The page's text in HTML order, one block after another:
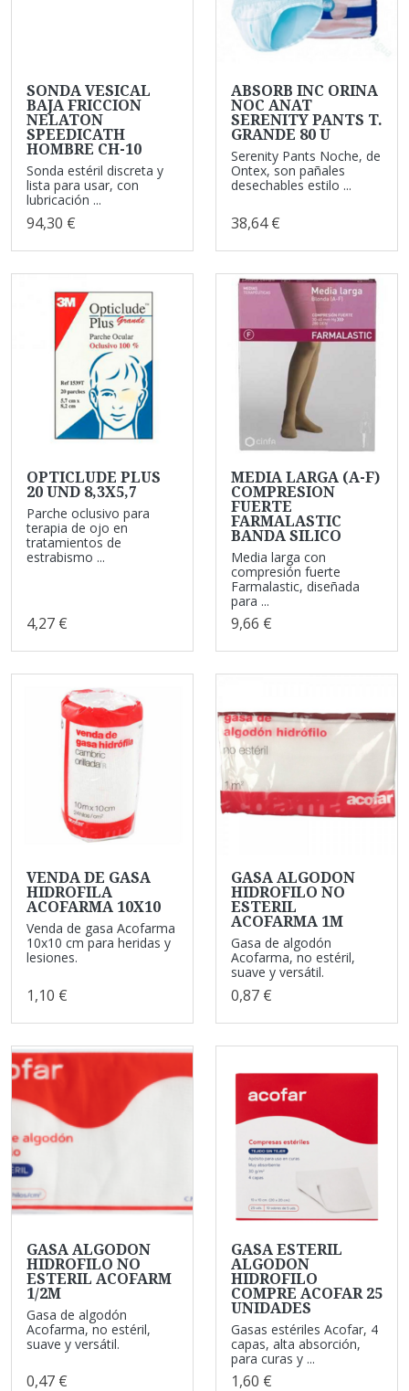
SONDA VESICAL
BAJA FRICCION
NELATON
SPEEDICATH
HOMBRE CH-10
Sonda estéril discreta y
lista para usar, con
lubricación ...
94,30 €
ABSORB INC ORINA
NOC ANAT
SERENITY PANTS T.
GRANDE 80 U
Serenity Pants Noche, de
Ontex, son pañales
desechables estilo ...
38,64 €
OPTICLUDE PLUS
20 UND 8,3X5,7
Parche oclusivo para
terapia de ojo en
tratamientos de
estrabismo ...
4,27 €
MEDIA LARGA (A-F)
COMPRESION
FUERTE
FARMALASTIC
BANDA SILICO
Media larga con
compresión fuerte
Farmalastic, diseñada
para ...
9,66 €
VENDA DE GASA
HIDROFILA
ACOFARMA 10X10
Venda de gasa Acofarma
10x10 cm para heridas y
lesiones.
1,10 €
GASA ALGODON
HIDROFILO NO
ESTERIL
ACOFARMA 1M
Gasa de algodón
Acofarma, no estéril,
suave y versátil.
0,87 €
GASA ALGODON
HIDROFILO NO
ESTERIL ACOFARM
1/2M
Gasa de algodón
Acofarma, no estéril,
suave y versátil.
0,47 €
GASA ESTERIL
ALGODON
HIDROFILO
COMPRE ACOFAR 25
UNIDADES
Gasas estériles Acofar, 4
capas, alta absorción,
para curas y ...
1,60 €